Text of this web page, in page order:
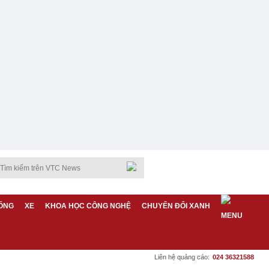
XE KHOA HỌC CÔNG NGHỆ CHUYỂN ĐỔI XANH
Liên hệ quảng cáo: 024 36321588